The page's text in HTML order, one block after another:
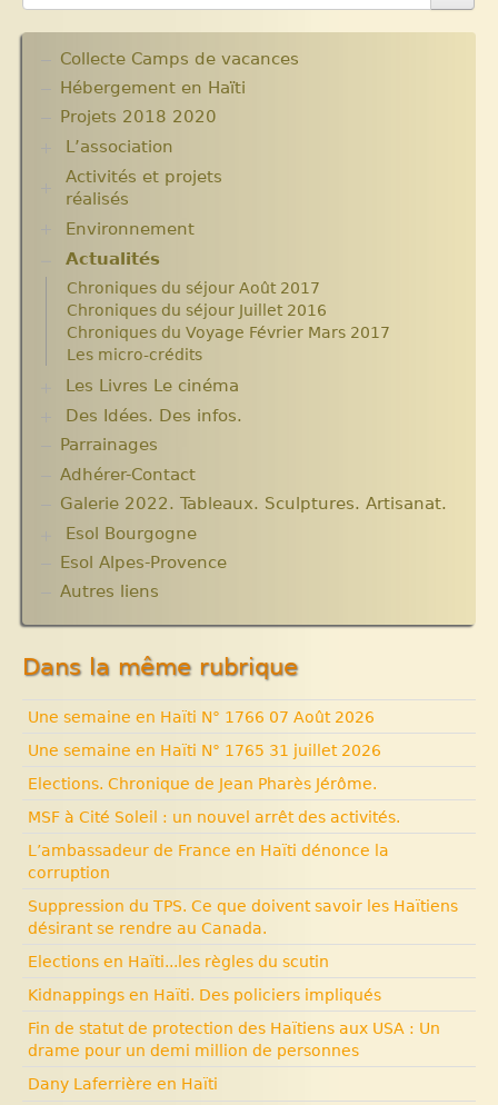
Collecte Camps de vacances
Hébergement en Haïti
Projets 2018 2020
L’association
Assemblées Générales
Nos partenaires.
Activités et projets
réalisés
Ecole Massawist. Verrettes. Agrandissement et
modernisation.
Archives
Aide en nature : Containers
Années 2010 2012
Projets et bilans années 2013 / 2014
Environnement
Plantes pour Haïti
Solidarité et environnement
Actualités
Chroniques du séjour Août 2017
Chroniques du séjour Juillet 2016
Chroniques du Voyage Février Mars 2017
Les micro-crédits
Les Livres Le cinéma
Critiques et notes de lecture
Des Idées. Des infos.
Changer le monde. Réflexions sur l’aide
internationale. 5 articles
Lutter contre l’extrême pauvreté. Victimes et
acteurs.10 articles.
Solidarité internationale. Autour d’Haïti.
Cité Soleil.
Histoire d’Haïti. Histoire et Vaudou.
Parrainages
Adhérer-Contact
Galerie 2022. Tableaux. Sculptures. Artisanat.
Esol Bourgogne
ACTUALITES
Archives
Esol Alpes-Provence
Autres liens
Dans la même rubrique
Une semaine en Haïti N° 1766 07 Août 2026
Une semaine en Haïti N° 1765 31 juillet 2026
Elections. Chronique de Jean Pharès Jérôme.
MSF à Cité Soleil : un nouvel arrêt des activités.
L’ambassadeur de France en Haïti dénonce la
corruption
Suppression du TPS. Ce que doivent savoir les Haïtiens
désirant se rendre au Canada.
Elections en Haïti...les règles du scutin
Kidnappings en Haïti. Des policiers impliqués
Fin de statut de protection des Haïtiens aux USA : Un
drame pour un demi million de personnes
Dany Laferrière en Haïti